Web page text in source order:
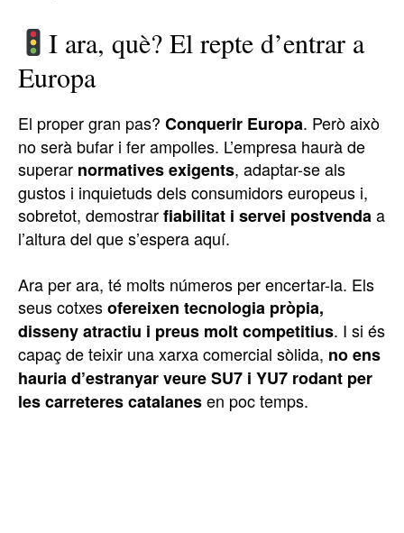
I ara, què? El repte d’entrar a
Europa
El proper gran pas? Conquerir Europa. Però això
no serà bufar i fer ampolles. L’empresa haurà de
superar normatives exigents, adaptar-se als
gustos i inquietuds dels consumidors europeus i,
sobretot, demostrarfiabilitat i servei postvendaa
l’altura del que s’espera aquí.
Ara per ara, té molts números per encertar-la. Els
seus cotxesofereixen tecnologia pròpia,
disseny atractiu i preus molt competitius. I si és
capaç de teixir una xarxa comercial sòlida, no ens
hauria d’estranyar veure SU7 i YU7 rodant per
les carreteres catalanesen poc temps.